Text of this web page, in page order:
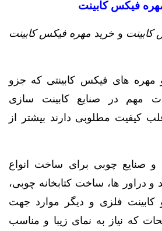
فیکس کابینت
کابینت و خرید مهره فیکس کابینت
های فیکس کابینتی که جزو
مهم در صنایع کابینت سازی
کیفیت مطلوبی دارند بیشتر از
و صنایع چوبی برای ساخت انواع
و دراور ها، ساخت کتابخانه چوبی،
کابینت فلزی و دیگر موارد جهت
که نیاز به نمای زیبا و مناسب